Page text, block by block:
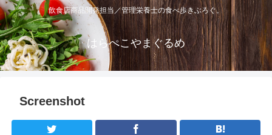
飲食店商品開発担当／管理栄養士の食べ歩きぶろぐ。
はらぺこやまぐるめ
Screenshot